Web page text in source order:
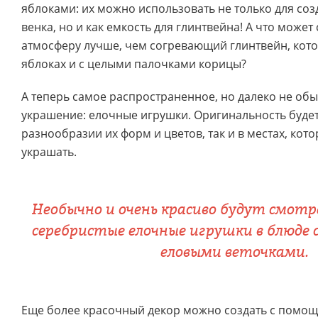
яблоками: их можно использовать не только для
венка, но и как емкость для глинтвейна! А что
атмосферу лучше, чем согревающий глинтвейн,
яблоках и с целыми палочками корицы?
А теперь самое распространенное, но далеко не
украшение: елочные игрушки. Оригинальность
разнообразии их форм и цветов, так и в местах,
украшать.
Необычно и очень красиво будут
серебристые елочные игрушки в
еловыми веточками.
Еще более красочный декор можно создать с